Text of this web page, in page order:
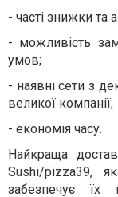
- часті знижки та
- можливість
умов;
- наявні сети з
великої компанії;
- економія часу.
Найкраща
Sushi/pizza39,
забезпечує їх